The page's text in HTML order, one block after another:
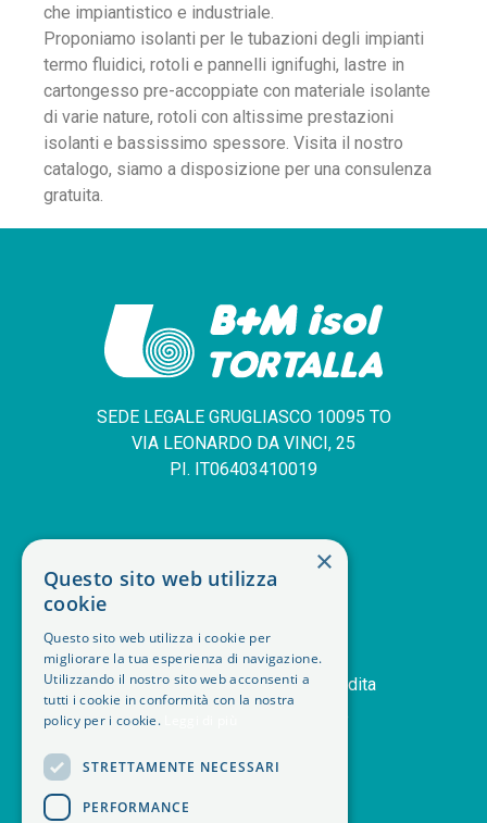
che impiantistico e industriale.
Proponiamo isolanti per le tubazioni degli impianti
termo fluidici, rotoli e pannelli ignifughi, lastre in
cartongesso pre-accoppiate con materiale isolante
di varie nature, rotoli con altissime prestazioni
isolanti e bassissimo spessore. Visita il nostro
catalogo, siamo a disposizione per una consulenza
gratuita.
SEDE LEGALE GRUGLIASCO 10095 TO
VIA LEONARDO DA VINCI, 25
PI. IT06403410019
deskphone +39 011 408 14 28
orders Storico ordini
handshake Termini e condizioni di vendita
delivery_truck_speed
×
Questo sito web utilizza
cookie
Questo sito web utilizza i cookie per
migliorare la tua esperienza di navigazione.
Utilizzando il nostro sito web acconsenti a
tutti i cookie in conformità con la nostra
policy per i cookie.
STRETTAMENTE NECESSARI
PERFORMANCE